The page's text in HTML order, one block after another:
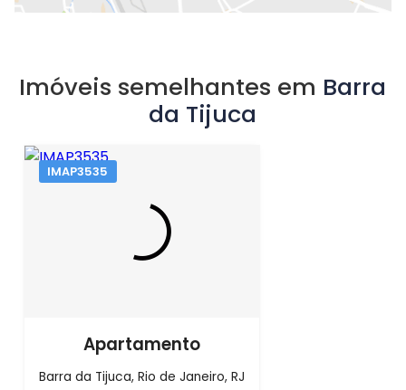
Imóveis semelhantes em Barra
da Tijuca
IMAP3535
Apartamento
Barra da Tijuca, Rio de Janeiro, RJ